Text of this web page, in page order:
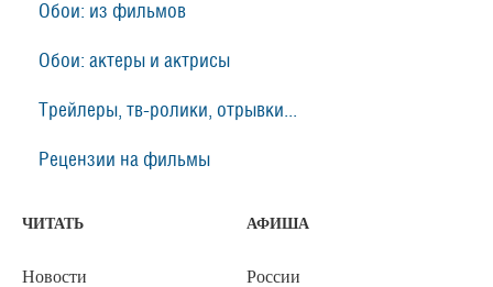
Обои: из фильмов
Обои: актеры и актрисы
Трейлеры, тв-ролики, отрывки...
Рецензии на фильмы
ЧИТАТЬ
Новости
АФИША
России